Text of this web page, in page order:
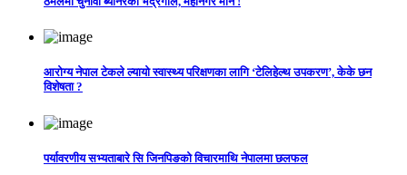
आरोग्य नेपाल टेकले ल्यायो स्वास्थ्य परिक्षणका लागि ‘टेलिहेल्थ उपकरण’, केके छन
विशेषता ?
पर्यावरणीय सभ्यताबारे सि जिनपिङको विचारमाथि नेपालमा छलफल